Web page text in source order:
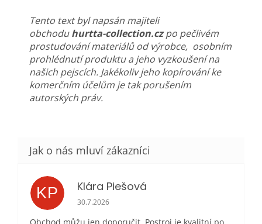
Tento text byl napsán majiteli
obchoduhurtta-collection.czpo pečlivém
prostudování materiálů od výrobce, osobním
prohlédnutí produktu a jeho vyzkoušení na
našich pejscích. Jakékoliv jeho kopírování ke
komerčním účelům je tak porušením
autorských práv.
KP Klára Piešová
Hodnocení obchodu je 5 z 5 hvězdiček.
30.7.2026